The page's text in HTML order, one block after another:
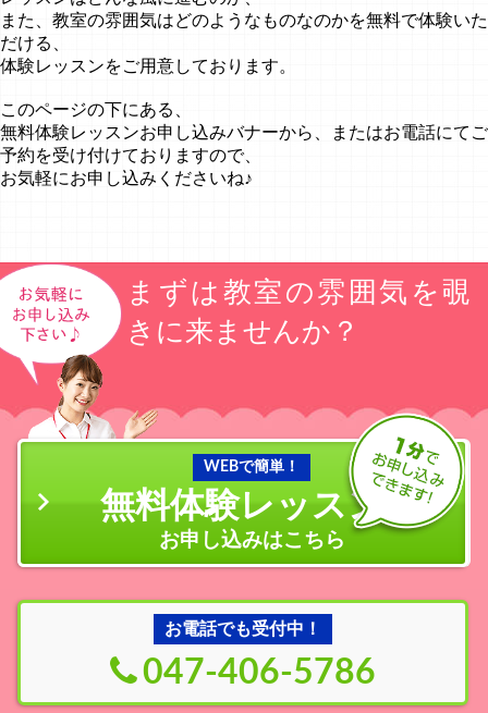
また、教室の雰囲気はどのようなものなのかを無料で体験いた
だける、
体験レッスンをご用意しております。
このページの下にある、
無料体験レッスンお申し込みバナーから、またはお電話にてご
予約を受け付けておりますので、
お気軽にお申し込みくださいね♪
まずは教室の雰囲気を覗
きに来ませんか？
WEBで簡単！
無料体験レッスン
お申し込みはこちら
お電話でも受付中！
047-406-5786